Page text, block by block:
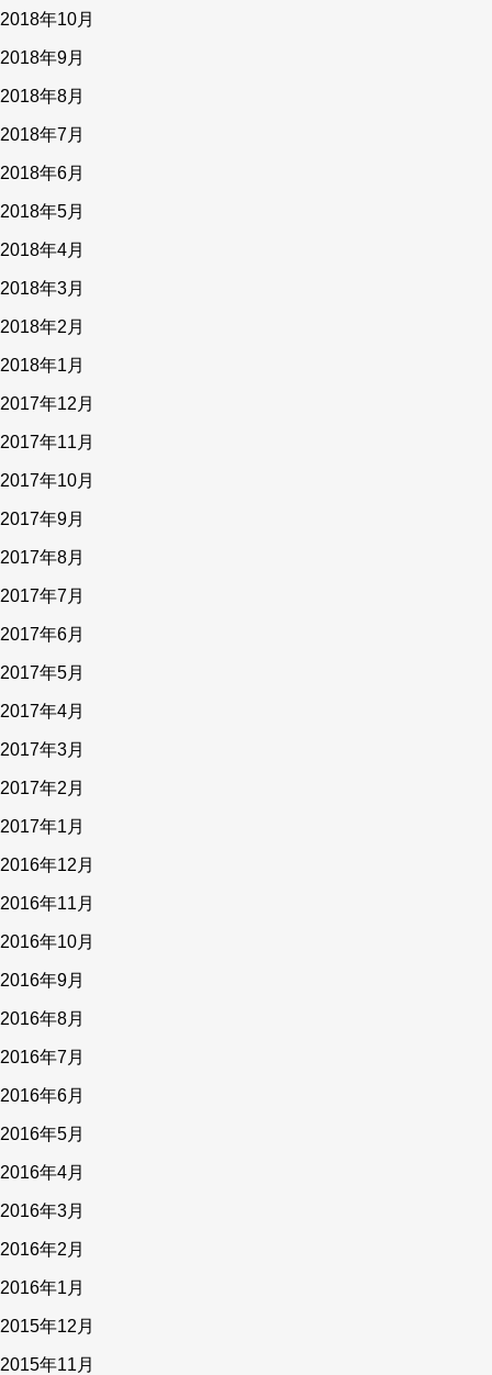
2018年10月
2018年9月
2018年8月
2018年7月
2018年6月
2018年5月
2018年4月
2018年3月
2018年2月
2018年1月
2017年12月
2017年11月
2017年10月
2017年9月
2017年8月
2017年7月
2017年6月
2017年5月
2017年4月
2017年3月
2017年2月
2017年1月
2016年12月
2016年11月
2016年10月
2016年9月
2016年8月
2016年7月
2016年6月
2016年5月
2016年4月
2016年3月
2016年2月
2016年1月
2015年12月
2015年11月